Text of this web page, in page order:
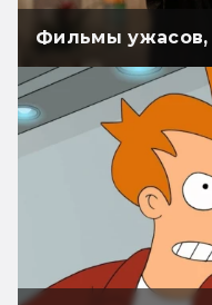
Фильмы ужасов,